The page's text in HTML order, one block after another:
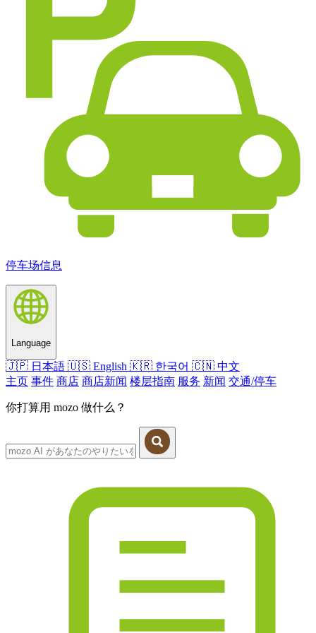
停车场信息
Language
🇯🇵 日本語 🇺🇸 English 🇰🇷 한국어 🇨🇳 中文
主页 事件 商店 商店新闻 楼层指南 服务 新闻 交通/停车
你打算用 mozo 做什么？